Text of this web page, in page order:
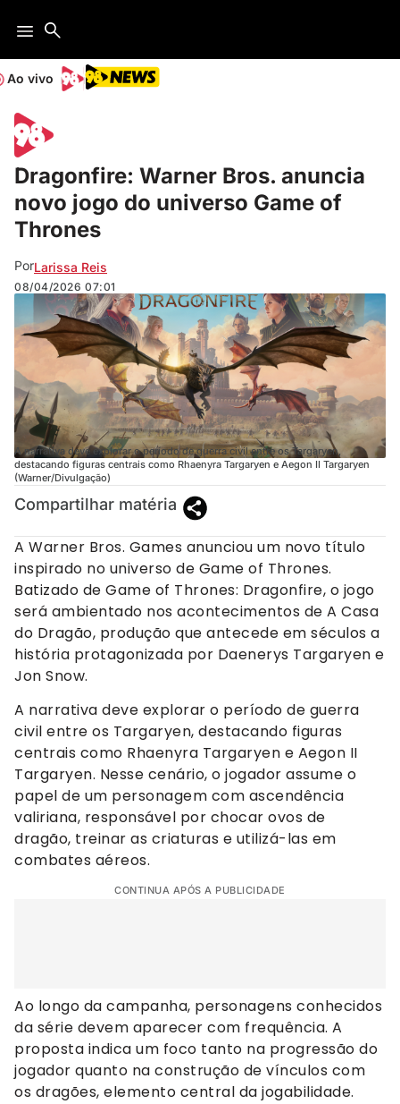
Ao vivo
Dragonfire: Warner Bros. anuncia
novo jogo do universo Game of
Thrones
PorLarissa Reis
08/04/2026 07:01
A narrativa deve explorar o período de guerra civil entre os Targaryen,
destacando figuras centrais como Rhaenyra Targaryen e Aegon II Targaryen
(Warner/Divulgação)
Compartilhar matéria
A Warner Bros. Games anunciou um novo título
inspirado no universo de Game of Thrones.
Batizado de Game of Thrones: Dragonfire, o jogo
será ambientado nos acontecimentos de A Casa
do Dragão, produção que antecede em séculos a
história protagonizada por Daenerys Targaryen e
Jon Snow.
A narrativa deve explorar o período de guerra
civil entre os Targaryen, destacando figuras
centrais como Rhaenyra Targaryen e Aegon II
Targaryen. Nesse cenário, o jogador assume o
papel de um personagem com ascendência
valiriana, responsável por chocar ovos de
dragão, treinar as criaturas e utilizá-las em
combates aéreos.
CONTINUA APÓS A PUBLICIDADE
Ao longo da campanha, personagens conhecidos
da série devem aparecer com frequência. A
proposta indica um foco tanto na progressão do
jogador quanto na construção de vínculos com
os dragões, elemento central da jogabilidade.